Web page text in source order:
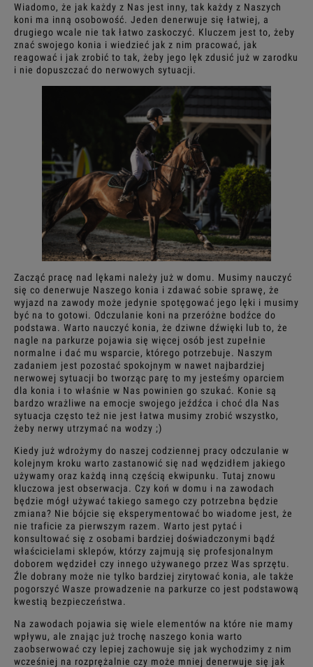
Wiadomo, że jak każdy z Nas jest inny, tak każdy z Naszych
koni ma inną osobowość. Jeden denerwuje się łatwiej, a
drugiego wcale nie tak łatwo zaskoczyć. Kluczem jest to, żeby
znać swojego konia i wiedzieć jak z nim pracować, jak
reagować i jak zrobić to tak, żeby jego lęk zdusić już w zarodku
i nie dopuszczać do nerwowych sytuacji.
Zacząć pracę nad lękami należy już w domu. Musimy nauczyć
się co denerwuje Naszego konia i zdawać sobie sprawę, że
wyjazd na zawody może jedynie spotęgować jego lęki i musimy
być na to gotowi. Odczulanie koni na przeróżne bodźce do
podstawa. Warto nauczyć konia, że dziwne dźwięki lub to, że
nagle na parkurze pojawia się więcej osób jest zupełnie
normalne i dać mu wsparcie, którego potrzebuje. Naszym
zadaniem jest pozostać spokojnym w nawet najbardziej
nerwowej sytuacji bo tworząc parę to my jesteśmy oparciem
dla konia i to właśnie w Nas powinien go szukać. Konie są
bardzo wrażliwe na emocje swojego jeźdźca i choć dla Nas
sytuacja często też nie jest łatwa musimy zrobić wszystko,
żeby nerwy utrzymać na wodzy ;)
Kiedy już wdrożymy do naszej codziennej pracy odczulanie w
kolejnym kroku warto zastanowić się nad wędzidłem jakiego
używamy oraz każdą inną częścią ekwipunku. Tutaj znowu
kluczowa jest obserwacja. Czy koń w domu i na zawodach
będzie mógł używać takiego samego czy potrzebna będzie
zmiana? Nie bójcie się eksperymentować bo wiadome jest, że
nie traficie za pierwszym razem. Warto jest pytać i
konsultować się z osobami bardziej doświadczonymi bądź
właścicielami sklepów, którzy zajmują się profesjonalnym
doborem wędzideł czy innego używanego przez Was sprzętu.
Źle dobrany może nie tylko bardziej zirytować konia, ale także
pogorszyć Wasze prowadzenie na parkurze co jest podstawową
kwestią bezpieczeństwa.
Na zawodach pojawia się wiele elementów na które nie mamy
wpływu, ale znając już trochę naszego konia warto
zaobserwować czy lepiej zachowuje się jak wychodzimy z nim
wcześniej na rozprężalnie czy może mniej denerwuje się jak